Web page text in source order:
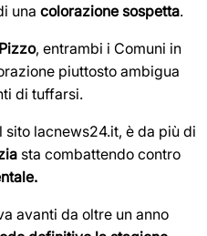
una colorazione sospetta.
, entrambi i Comuni in
piuttosto ambigua
di tuffarsi.
lacnews24.it, è da più di
sta combattendo contro
avanti da oltre un anno